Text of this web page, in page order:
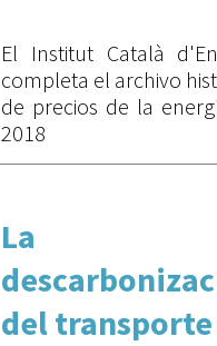
El Institut Català
completa el archivo
de precios de la
2018
La
del transporte